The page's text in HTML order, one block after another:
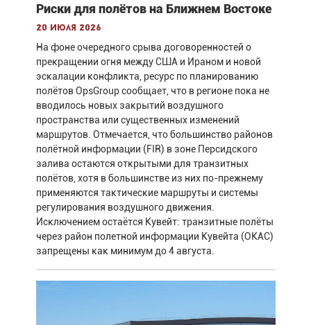
Риски для полётов на Ближнем Востоке
20 июля 2026
На фоне очередного срыва договоренностей о
прекращении огня между США и Ираном и новой
эскалации конфликта, ресурс по планированию
полётов OpsGroup сообщает, что в регионе пока не
вводилось новых закрытий воздушного
пространства или существенных изменений
маршрутов. Отмечается, что большинство районов
полётной информации (FIR) в зоне Персидского
залива остаются открытыми для транзитных
полётов, хотя в большинстве из них по-прежнему
применяются тактические маршруты и системы
регулирования воздушного движения.
Исключением остаётся Кувейт: транзитные полёты
через район полетной информации Кувейта (OKAC)
запрещены как минимум до 4 августа.